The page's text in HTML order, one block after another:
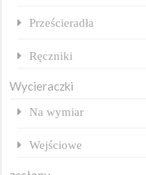
Prześcieradła
Ręczniki
Wycieraczki
Na wymiar
Wejściowe